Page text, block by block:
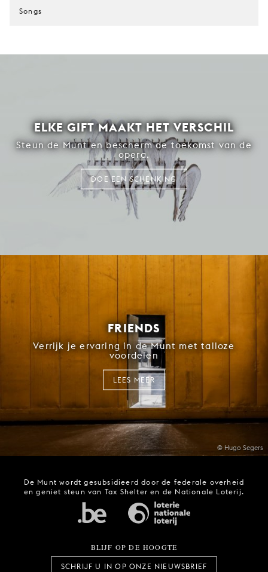
Songs
ELKE GIFT MAAKT HET VERSCHIL
Steun de Munt en bescherm de toekomst van de
opera.
DOE EEN SCHENKING
© Hugo Segers
FRIENDS
Verrijk je ervaring in de Munt met talloze
voordelen
LEES MEER
De Munt wordt gesubsidieerd door de federale overheid
en geniet steun van Tax Shelter en de Nationale Loterij.
BLIJF OP DE HOOGTE
SCHRIJF U IN OP ONZE NIEUWSBRIEF